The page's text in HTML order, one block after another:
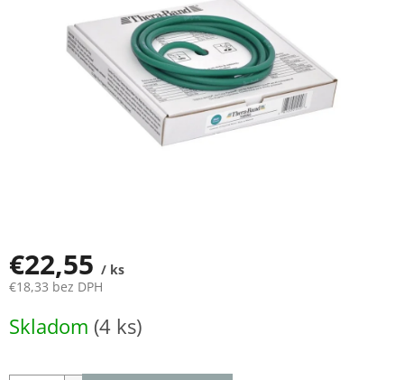
hviezdičiek.
€22,55 / ks
€18,33 bez DPH
cena:
Skladom (4 ks)